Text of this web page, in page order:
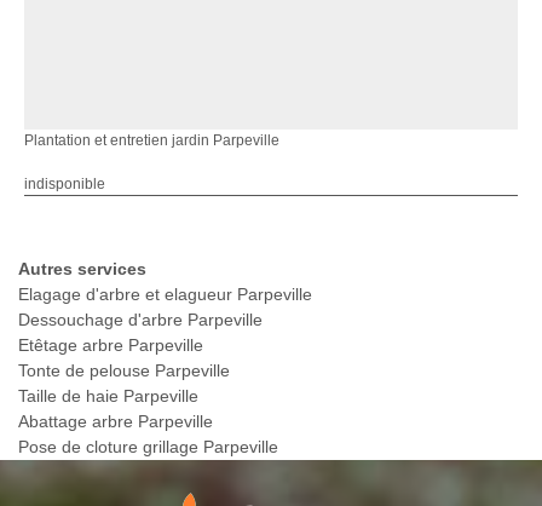
Plantation et entretien jardin Parpeville
indisponible
Autres services
Elagage d'arbre et elagueur Parpeville
Dessouchage d'arbre Parpeville
Etêtage arbre Parpeville
Tonte de pelouse Parpeville
Taille de haie Parpeville
Abattage arbre Parpeville
Pose de cloture grillage Parpeville